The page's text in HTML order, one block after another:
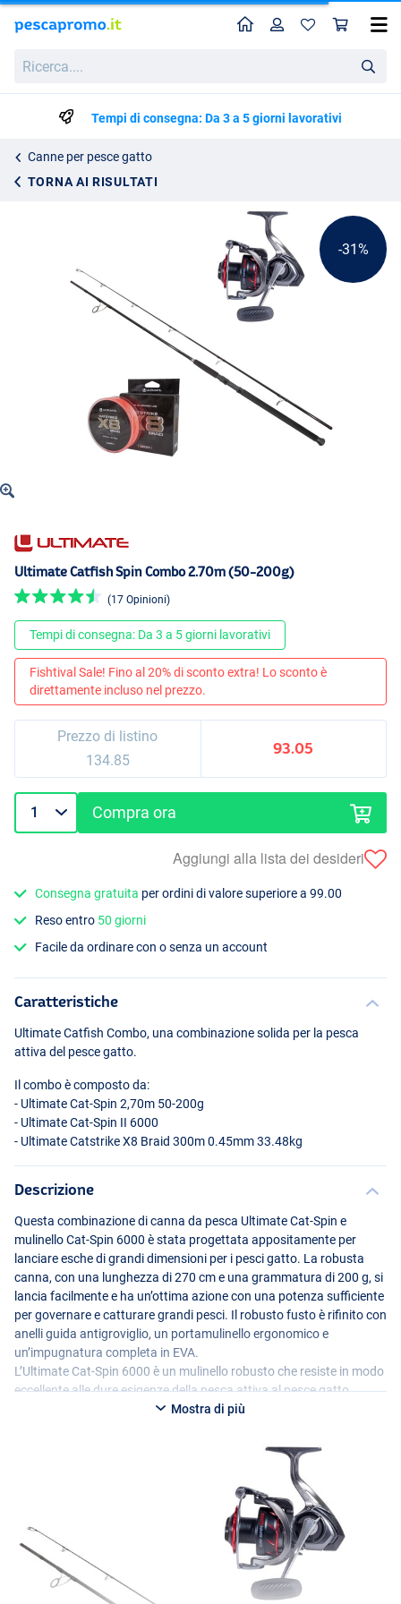
HomeProfilo
Tempi di consegna: Da 3 a 5 giorni lavorativi
Canne per pesce gatto
TORNA AI RISULTATI
Ultimate Catfish Spin Combo 2.70m (50-200g)
-31%
Ultimate Catfish Spin Combo 2.70m (50-200g)
(17 Opinioni)
Tempi di consegna: Da 3 a 5 giorni lavorativi
Fishtival Sale! Fino al 20% di sconto extra! Lo sconto è
direttamente incluso nel prezzo.
Prezzo di listino
134.85
93.05
Compra ora
Aggiungi alla lista dei desideri
Consegna gratuita per ordini di valore superiore a 99.00
Reso entro 50 giorni
Facile da ordinare con o senza un account
Caratteristiche
Ultimate Catfish Combo, una combinazione solida per la pesca
attiva del pesce gatto.
Il combo è composto da:
- Ultimate Cat-Spin 2,70m 50-200g
- Ultimate Cat-Spin II 6000
- Ultimate Catstrike X8 Braid 300m 0.45mm 33.48kg
Descrizione
Questa combinazione di canna da pesca Ultimate Cat-Spin e
mulinello Cat-Spin 6000 è stata progettata appositamente per
lanciare esche di grandi dimensioni per i pesci gatto. La robusta
canna, con una lunghezza di 270 cm e una grammatura di 200 g, si
lancia facilmente e ha un’ottima azione con una potenza sufficiente
per governare e catturare grandi pesci. Il robusto fusto è rifinito con
anelli guida antigroviglio, un portamulinello ergonomico e
un’impugnatura completa in EVA.
L’Ultimate Cat-Spin 6000 è un mulinello robusto che resiste in modo
eccellente alle dure esigenze della pesca attiva al pesce gatto.
Questo mulinello per pesci gatto ha una bobina in alluminio,
cuscinetti a sfera per un funzionamento fluido. Questo lo rende
ideale per la pesca attiva con esche artificiali dalla barca o dalla
riva. Una combinazione solida che non vi deluderà mai, in qualsiasi
Specifiche tecniche:
Ultimate Cat-Spin
- Canna per il pesce gatto
Mostra di più